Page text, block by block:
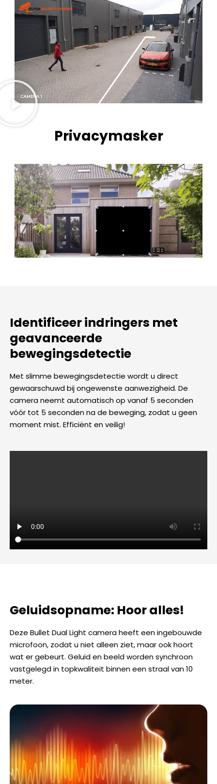
Privacymasker
Identificeer indringers met
geavanceerde
bewegingsdetectie
Met slimme bewegingsdetectie wordt u direct
gewaarschuwd bij ongewenste aanwezigheid. De
camera neemt automatisch op vanaf 5 seconden
vóór tot 5 seconden na de beweging, zodat u geen
moment mist. Efficiënt en veilig!
Geluidsopname: Hoor alles!
Deze Bullet Dual Light camera heeft een ingebouwde
microfoon, zodat u niet alleen ziet, maar ook hoort
wat er gebeurt. Geluid en beeld worden synchroon
vastgelegd in topkwaliteit binnen een straal van 10
meter.